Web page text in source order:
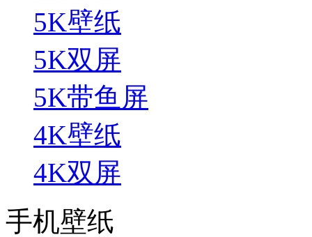
5K壁纸
5K双屏
5K带鱼屏
4K壁纸
4K双屏
手机壁纸